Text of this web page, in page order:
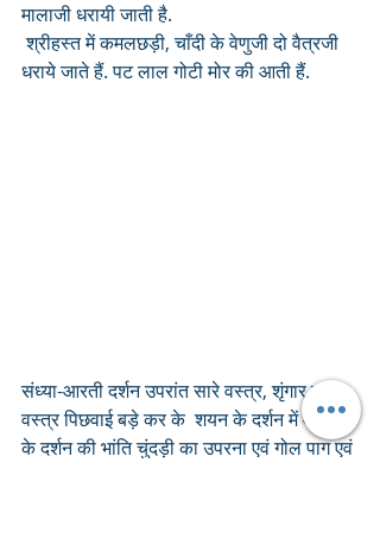
मालाजी धरायी जाती है.
श्रीहस्त में कमलछड़ी, चाँदी के वेणुजी दो वैत्रजी
धराये जाते हैं. पट लाल गोटी मोर की आती हैं.
संध्या-आरती दर्शन उपरांत सारे वस्त्र, शृंगार ठाड़े
वस्त्र पिछवाई बड़े कर के  शयन के दर्शन में मंगला
के दर्शन की भांति चुंदड़ी का उपरना एवं गोल पाग एवं